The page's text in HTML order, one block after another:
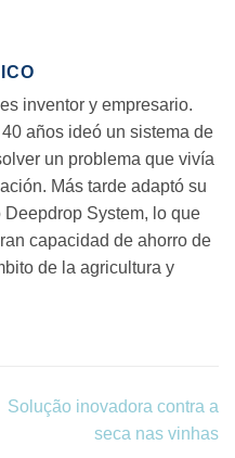
inventor y empresario.
años ideó un sistema de
un problema que vivía
Más tarde adaptó su
Deepdrop System, lo que
capacidad de ahorro de
de la agricultura y
Solução inovadora contra a
seca nas vinhas